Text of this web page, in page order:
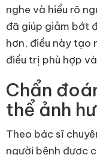
nghe và hiểu rõ
đã giúp giảm bớt
hơn, điều này tạo
điều trị phù hợp
Chẩn
thể ảnh
Theo bác sĩ
người bệnh được